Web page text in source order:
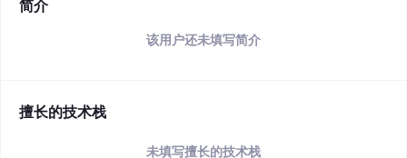
简介
该用户还未填写简介
擅长的技术栈
未填写擅长的技术栈